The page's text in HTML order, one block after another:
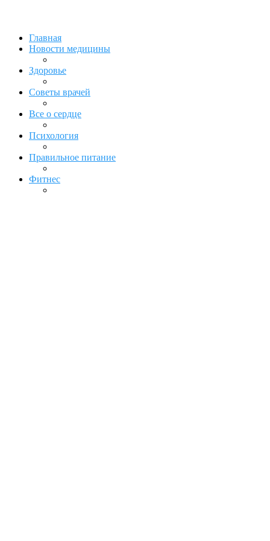
Главная
Новости медицины
Здоровье
Советы врачей
Все о сердце
Психология
Правильное питание
Фитнес